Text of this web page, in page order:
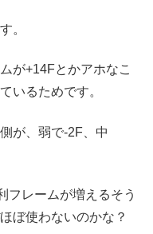
。
が+14Fとかアホなこ
いるためです。
が、弱で-2F、中
レームが増えるそう
ぼ使わないのかな？